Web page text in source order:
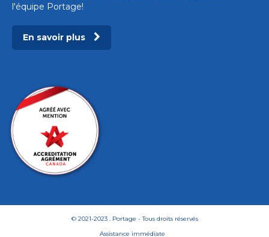
l'équipe Portage!
En savoir plus
© 2021-2023 . Portage - Tous droits réservés
Assistance immédiate